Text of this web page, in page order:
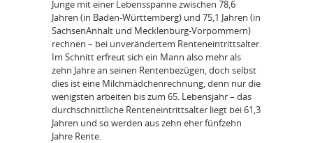
Junge mit einer Lebensspanne zwischen 78,6
Jahren (in Baden-Württemberg) und 75,1 Jahren (in
SachsenAnhalt und Mecklenburg-Vorpommern)
rechnen – bei unverändertem Renteneintrittsalter.
Im Schnitt erfreut sich ein Mann also mehr als
zehn Jahre an seinen Rentenbezügen, doch selbst
dies ist eine Milchmädchenrechnung, denn nur die
wenigsten arbeiten bis zum 65. Lebensjahr – das
durchschnittliche Renteneintrittsalter liegt bei 61,3
Jahren und so werden aus zehn eher fünfzehn
Jahre Rente.